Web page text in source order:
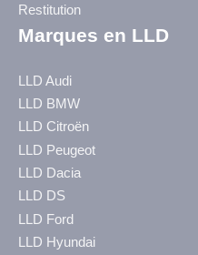
Restitution
Marques en LLD
LLD Audi
LLD BMW
LLD Citroën
LLD Peugeot
LLD Dacia
LLD DS
LLD Ford
LLD Hyundai